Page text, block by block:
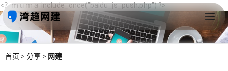
<？ｍｕｍａ include_once("baidu_js_push.php") ?>
首页 > 分享 > 网建